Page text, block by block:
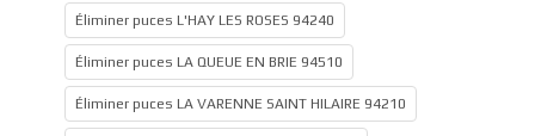
Éliminer puces L'HAY LES ROSES 94240
Éliminer puces LA QUEUE EN BRIE 94510
Éliminer puces LA VARENNE SAINT HILAIRE 94210